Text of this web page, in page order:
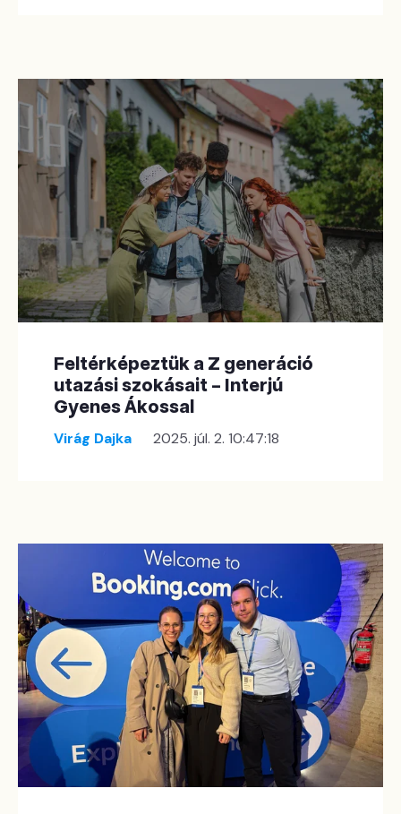
Feltérképeztük a Z generáció
utazási szokásait – Interjú
Gyenes Ákossal
Virág Dajka 2025. júl. 2. 10:47:18